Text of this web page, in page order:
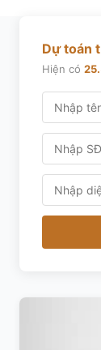
Dự toán
Hiện có